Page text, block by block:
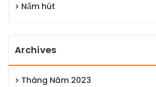
Nấm hút
Archives
Tháng Năm 2023